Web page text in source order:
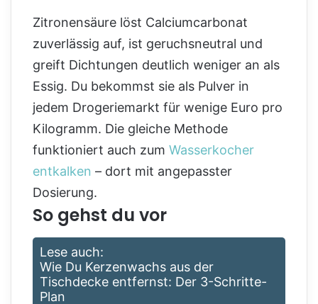
Zitronensäure löst Calciumcarbonat
zuverlässig auf, ist geruchsneutral und
greift Dichtungen deutlich weniger an als
Essig. Du bekommst sie als Pulver in
jedem Drogeriemarkt für wenige Euro pro
Kilogramm. Die gleiche Methode
funktioniert auch zum Wasserkocher
entkalken – dort mit angepasster
Dosierung.
So gehst du vor
Lese auch:
Wie Du Kerzenwachs aus der
Tischdecke entfernst: Der 3-Schritte-
Plan